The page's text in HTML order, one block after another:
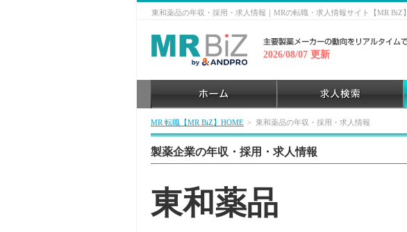
東和薬品の年収・採用・求人情報｜MRの転職・求人情報サイト【MR BiZ】
2026/08/07 更新
MR 転職【MR BiZ】HOME > 東和薬品の年収・採用・求人情報
製薬企業の年収・採用・求人情報
東和薬品